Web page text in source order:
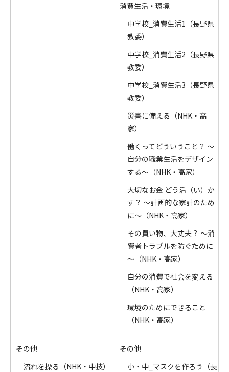
消費生活・環境
中学校_消費生活1（長野県
教委）
中学校_消費生活2（長野県
教委）
中学校_消費生活3（長野県
教委）
災害に備える（NHK・高
家）
働くってどういうこと？ ～
自分の職業生活をデザイン
する～（NHK・高家）
大切なお金 どう活（い）か
す？ ～計画的な家計のため
に～（NHK・高家）
その買い物、大丈夫？ ～消
費者トラブルを防ぐために
～（NHK・高家）
自分の消費で社会を変える
（NHK・高家）
環境のためにできること
（NHK・高家）
その他
流れを操る（NHK・中技）
その他
小・中_マスクを作ろう（長